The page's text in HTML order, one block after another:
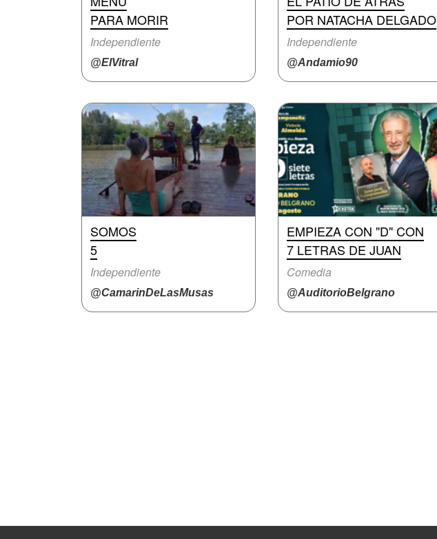
PARA MORIR
Independiente
@ElVitral
POR NATACHA DELGADO
Independiente
@Andamio90
SOMOS
5
Independiente
@CamarinDeLasMusas
EMPIEZA CON "D" CON
7 LETRAS DE JUAN
Comedia
@AuditorioBelgrano